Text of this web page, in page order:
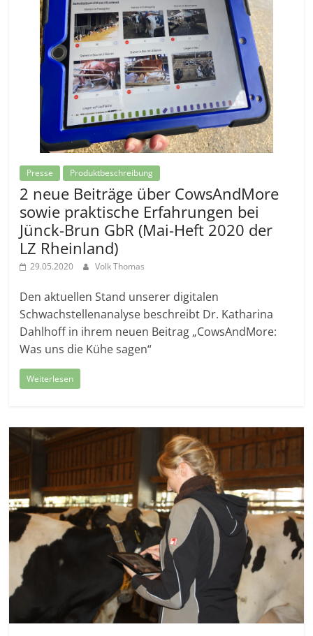
Presse Produktbeschreibung
2 neue Beiträge über CowsAndMore
sowie praktische Erfahrungen bei
Jünck-Brun GbR (Mai-Heft 2020 der
LZ Rheinland)
29.05.2020 Volk Thomas
Den aktuellen Stand unserer digitalen
Schwachstellenanalyse beschreibt Dr. Katharina
Dahlhoff in ihrem neuen Beitrag „CowsAndMore:
Was uns die Kühe sagen“
Weiterlesen